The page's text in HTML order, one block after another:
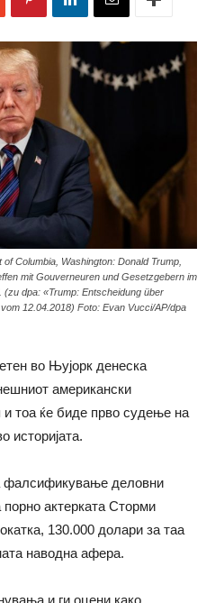
Columbia, Washington: Donald Trump,
mit Gouverneuren und Gesetzgebern im
dpa: «Trump: Entscheidung über
12.04.2018) Foto: Evan Vucci/AP/dpa
во Њујорк денеска
американски
тоа ќе биде прво судење на
историјата.
фалсификување деловни
актерката Сторми
130.000 долари за таа
наводна афера.
и ги оцени како